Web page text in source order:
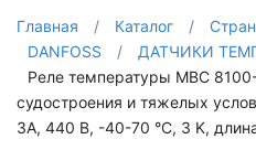
Главная / Каталог /
DANFOSS
/ ДАТЧИКИ
Реле температуры MBC
судостроения и тяжелых
3А, 440 В, -40-70 °C, 3 K,